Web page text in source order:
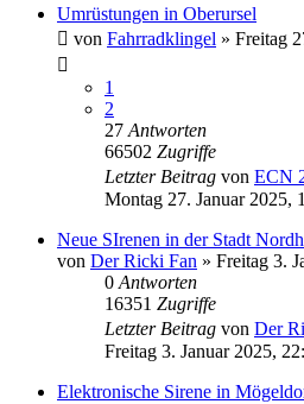
Umrüstungen in Oberursel
von Fahrradklingel » Freitag
1
2
27 Antworten
66502 Zugriffe
Letzter Beitrag von ECN
Montag 27. Januar 2025,
Neue SIrenen in der Stadt
von Der Ricki Fan » Freitag 3.
0 Antworten
16351 Zugriffe
Letzter Beitrag von Der
Freitag 3. Januar 2025,
Elektronische Sirene in